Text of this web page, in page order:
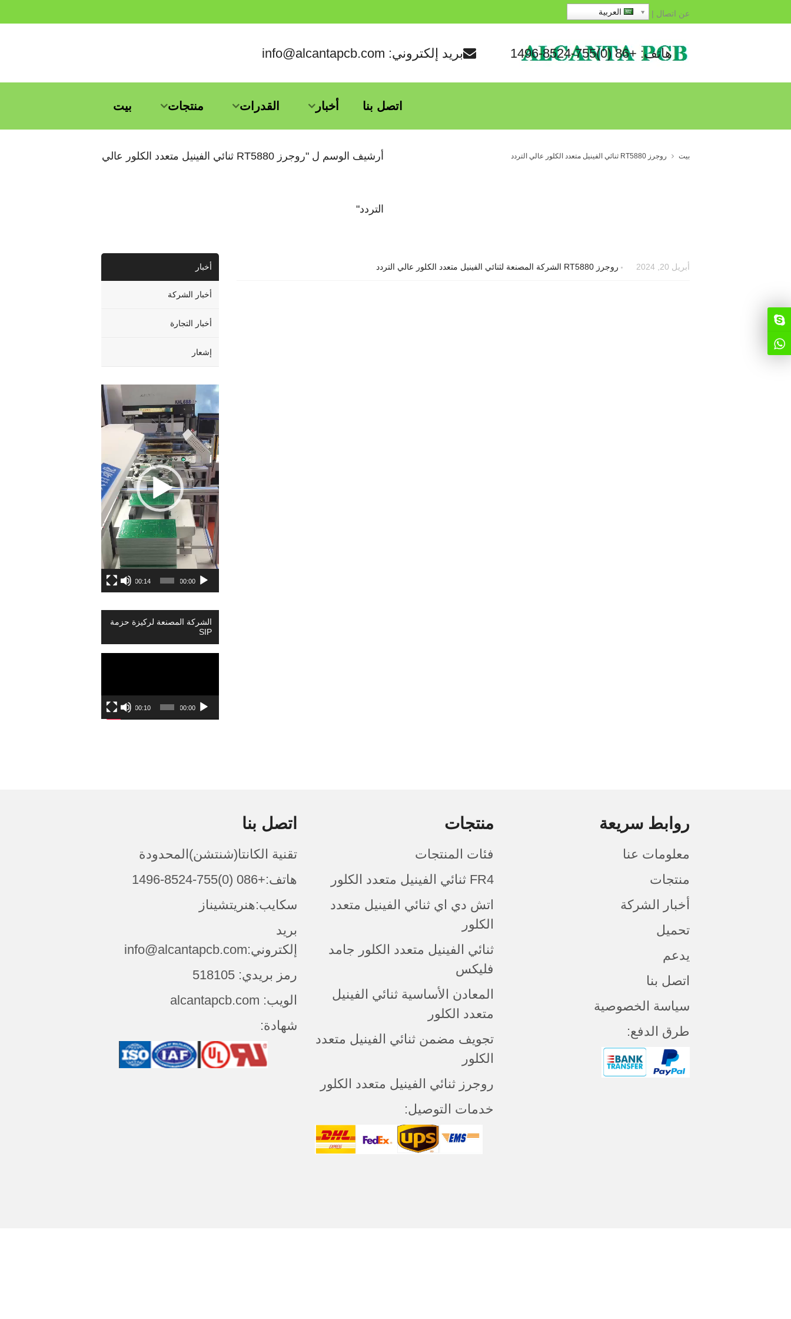
عن اتصال | العربية
هاتف: +86 (0)755-8524-1496 بريد إلكتروني: info@alcantapcb.com
بيت منتجات القدرات أخبار اتصل بنا
أرشيف الوسم ل "روجرز RT5880 ثنائي الفينيل متعدد الكلور عالي
التردد"
بيت روجرز RT5880 ثنائي الفينيل متعدد الكلور عالي التردد
أبريل 20, 2024 روجرز RT5880 الشركة المصنعة لثنائي الفينيل متعدد الكلور عالي التردد أخبار
أخبار الشركة
أخبار التجارة
إشعار
Video
Player
00:00
00:14
الشركة المصنعة لركيزة حزمة
SIP
00:00
00:10
روابط سريعة
معلومات عنا
منتجات
أخبار الشركة
تحميل
يدعم
اتصل بنا
سياسة الخصوصية
طرق الدفع:
منتجات
فئات المنتجات
FR4 ثنائي الفينيل متعدد الكلور
اتش دي اي ثنائي الفينيل متعدد
الكلور
ثنائي الفينيل متعدد الكلور جامد
فليكس
المعادن الأساسية ثنائي الفينيل
متعدد الكلور
تجويف مضمن ثنائي الفينيل متعدد
الكلور
روجرز ثنائي الفينيل متعدد الكلور
خدمات التوصيل:
اتصل بنا
تقنية الكانتا(شنتشن)المحدودة
هاتف:+086 (0)755-8524-1496
سكايب:هنريتشيناز
بريد
إلكتروني:info@alcantapcb.com
رمز بريدي: 518105
الويب: alcantapcb.com
شهادة: